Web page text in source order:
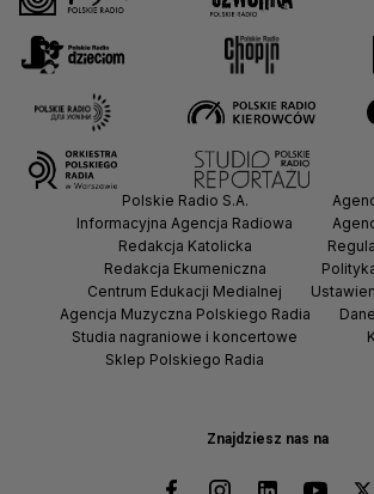
Znajdziesz nas na
Polskie Radio S.A.
Informacyjna Agencja Radiowa
Redakcja Katolicka
Redakcja Ekumeniczna
Centrum Edukacji Medialnej
Agencja Muzyczna Polskiego Radia
Studia nagraniowe i koncertowe
Sklep Polskiego Radia